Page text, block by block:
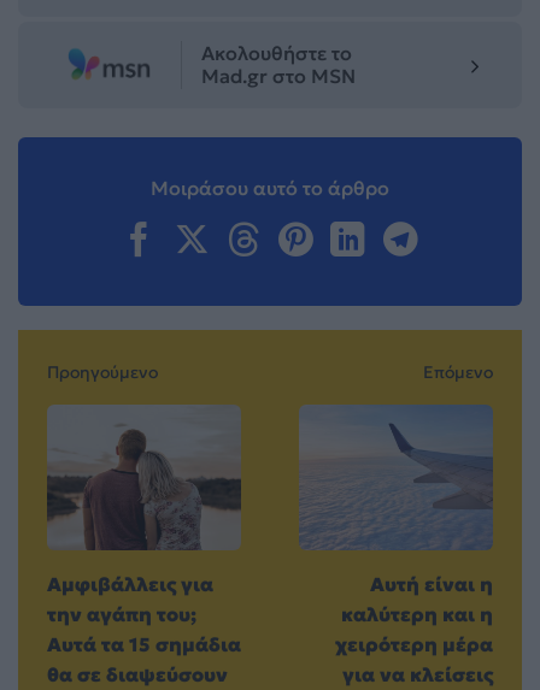
Ακολουθήστε το
Mad.gr στο MSN
Μοιράσου αυτό το άρθρο
Προηγούμενο
Αμφιβάλλεις για
την αγάπη του;
Αυτά τα 15 σημάδια
θα σε διαψεύσουν
Επόμενο
Αυτή είναι η
καλύτερη και η
χειρότερη μέρα
για να κλείσεις